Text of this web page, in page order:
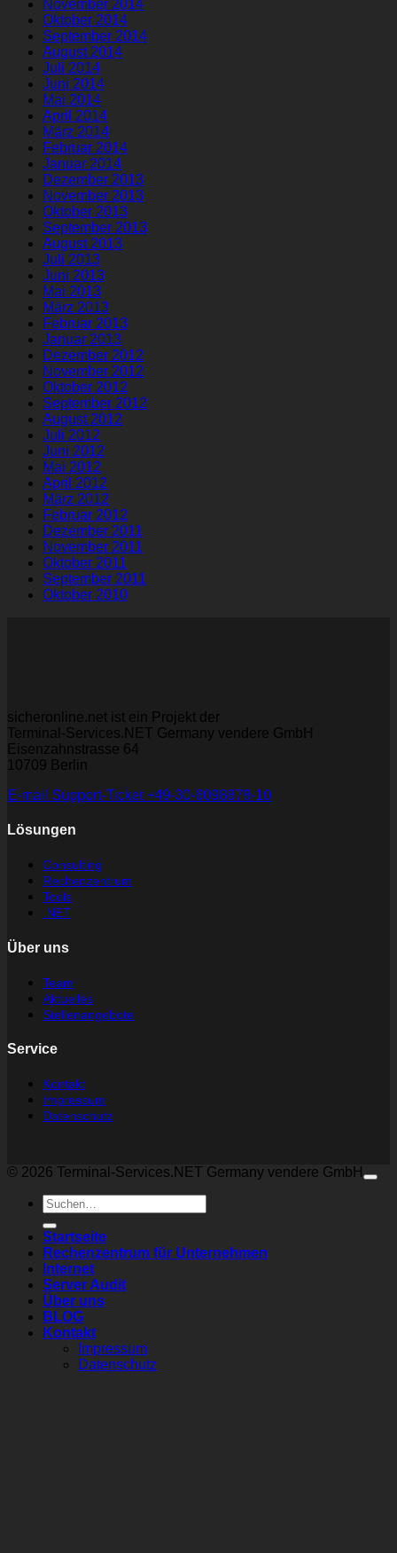
November 2014
Oktober 2014
September 2014
August 2014
Juli 2014
Juni 2014
Mai 2014
April 2014
März 2014
Februar 2014
Januar 2014
Dezember 2013
November 2013
Oktober 2013
September 2013
August 2013
Juli 2013
Juni 2013
Mai 2013
März 2013
Februar 2013
Januar 2013
Dezember 2012
November 2012
Oktober 2012
September 2012
August 2012
Juli 2012
Juni 2012
Mai 2012
April 2012
März 2012
Februar 2012
Dezember 2011
November 2011
Oktober 2011
September 2011
Oktober 2010
sicheronline.net ist ein Projekt der
Terminal-Services.NET Germany vendere GmbH
Eisenzahnstrasse 64
10709 Berlin
E-mail Support-Ticket +49-30-6098878-10
Lösungen
Consulting
Rechenzentrum
Tools
.NET
Über uns
Team
Aktuelles
Stellenangebote
Service
Kontakt
Impressum
Datenschutz
© 2026 Terminal-Services.NET Germany vendere GmbH
Suchen
nach:
Startseite
Rechenzentrum für Unternehmen
Internet
Server Audit
Über uns
BLOG
Kontakt
Impressum
Datenschutz